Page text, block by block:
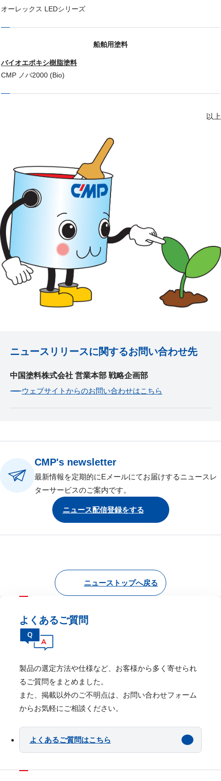
オーレックス LEDシリーズ
船舶用塗料
バイオエポキシ樹脂塗料
CMP ノバ2000 (Bio)
以上
ニュースリリースに関するお問い合わせ先
中国塗料株式会社 営業本部 戦略企画部
ウェブサイトからのお問い合わせはこちら
CMP's newsletter
最新情報を定期的にEメールにてお届けするニュースレ
ターサービスのご案内です。
ニュース配信登録をする
ニューストップへ戻る
よくあるご質問
製品の選定⽅法や仕様など、お客様から多く寄せられ
るご質問をまとめました。
また、掲載以外のご不明点は、お問い合わせフォーム
からお気軽にご相談ください。
よくあるご質問はこちら